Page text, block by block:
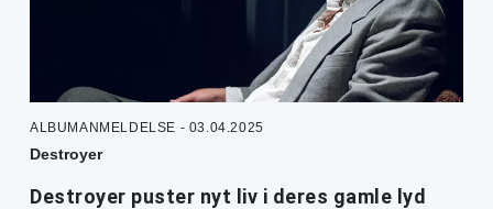
ALBUMANMELDELSE - 03.04.2025
Destroyer
Destroyer puster nyt liv i deres gamle lyd